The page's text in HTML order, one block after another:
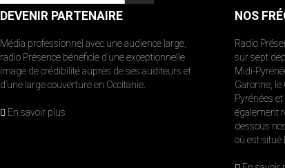
DEVENIR PARTENAIRE
Média professionnel avec une audience large,
radio Présence bénéficie d’une exceptionnelle
image de crédibilité auprès de ses auditeurs et
d’une large couverture en Occitanie.
En savoir plus
NOS
Radio
sur sept
Midi-
Garonne, le
Pyrénées
également
dessous
où est situé